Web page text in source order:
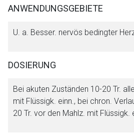
ANWENDUNGSGEBIETE
U. a. Besser. nervös bedingter
DOSIERUNG
Bei akuten Zuständen 10-20 Tr.
mit Flüssigk. einn., bei chron.
20 Tr. vor den Mahlz. mit Flüssigk.
Betreiber verantwortlich. Ebenso